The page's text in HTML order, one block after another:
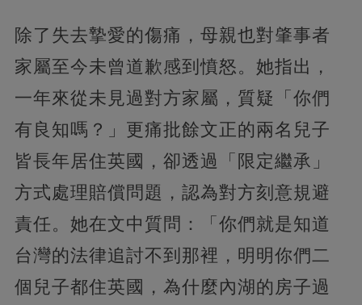
除了失去摯愛的傷痛，母親也對肇事者
家屬至今未曾道歉感到憤怒。她指出，
一年來從未見過對方家屬，質疑「你們
有良知嗎？」更痛批餘文正的兩名兒子
皆長年居住英國，卻透過「限定繼承」
方式處理賠償問題，認為對方刻意規避
責任。她在文中質問：「你們就是知道
台灣的法律追討不到那裡，明明你們二
個兒子都住英國，為什麼內湖的房子過